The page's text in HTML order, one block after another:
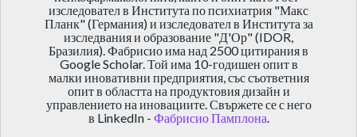
изследовател в Института по психиатрия "Макс
Планк" (Германия) и изследовател в Института за
изследвания и образование "Д'Ор" (IDOR,
Бразилия). Фабрисио има над 2500 цитирания в
Google Scholar. Той има 10-годишен опит в
малки иновативни предприятия, със съответния
опит в областта на продуктовия дизайн и
управлението на иновациите. Свържете се с него
в LinkedIn - Фабрисио Памплона